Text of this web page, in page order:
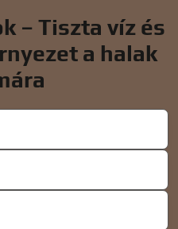
– Tiszta víz és
a halak